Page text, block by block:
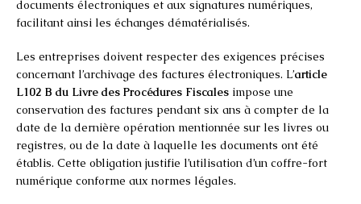
documents électroniques et aux signatures numériques,
facilitant ainsi les échanges dématérialisés.
Les entreprises doivent respecter des exigences précises
concernant l’archivage des factures électroniques. L’article
L102 B du Livre des Procédures Fiscales impose une
conservation des factures pendant six ans à compter de la
date de la dernière opération mentionnée sur les livres ou
registres, ou de la date à laquelle les documents ont été
établis. Cette obligation justifie l’utilisation d’un coffre-fort
numérique conforme aux normes légales.